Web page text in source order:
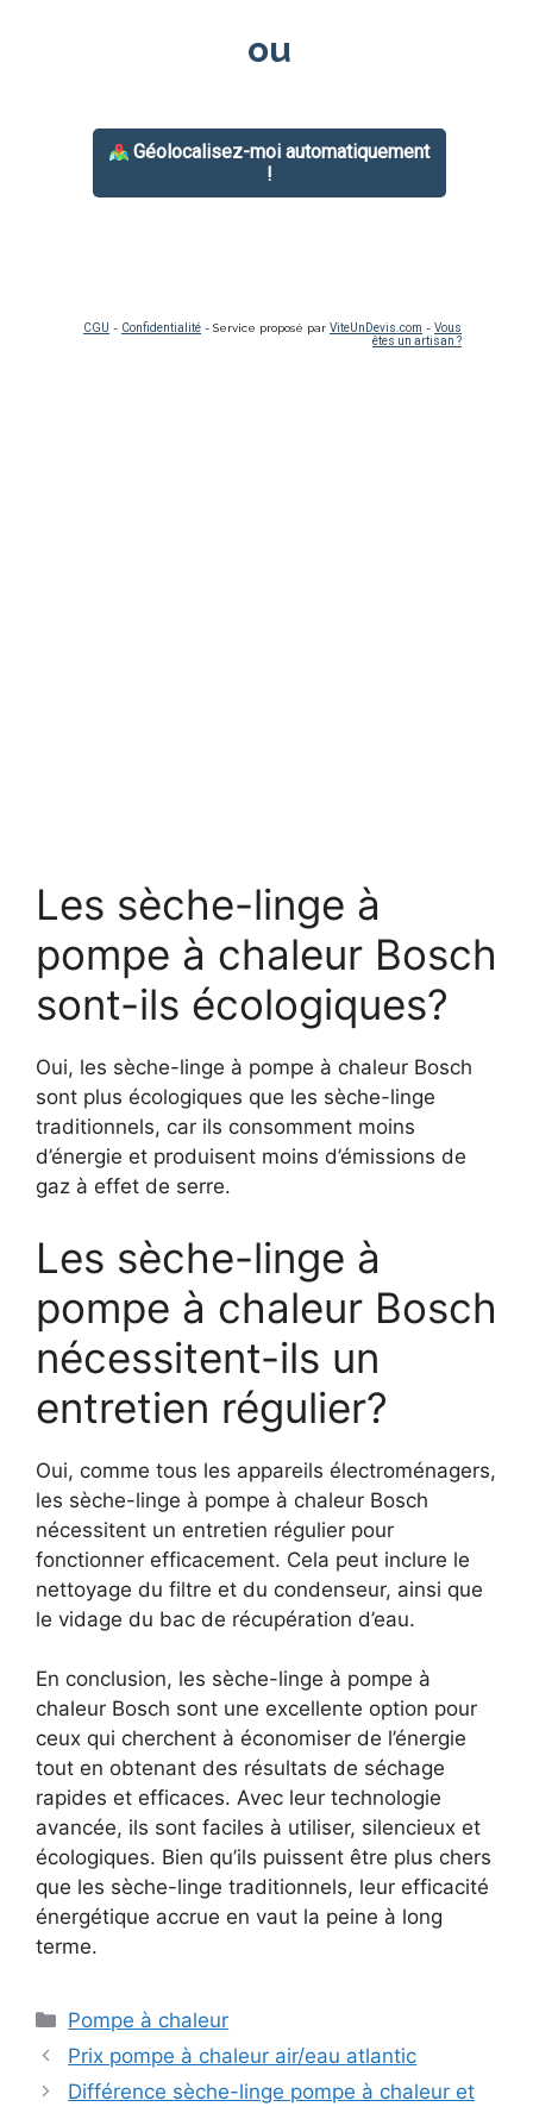
Les sèche-linge à
pompe à chaleur Bosch
sont-ils écologiques?
Oui, les sèche-linge à pompe à chaleur Bosch
sont plus écologiques que les sèche-linge
traditionnels, car ils consomment moins
d’énergie et produisent moins d’émissions de
gaz à effet de serre.
Les sèche-linge à
pompe à chaleur Bosch
nécessitent-ils un
entretien régulier?
Oui, comme tous les appareils électroménagers,
les sèche-linge à pompe à chaleur Bosch
nécessitent un entretien régulier pour
fonctionner efficacement. Cela peut inclure le
nettoyage du filtre et du condenseur, ainsi que
le vidage du bac de récupération d’eau.
En conclusion, les sèche-linge à pompe à
chaleur Bosch sont une excellente option pour
ceux qui cherchent à économiser de l’énergie
tout en obtenant des résultats de séchage
rapides et efficaces. Avec leur technologie
avancée, ils sont faciles à utiliser, silencieux et
écologiques. Bien qu’ils puissent être plus chers
que les sèche-linge traditionnels, leur efficacité
énergétique accrue en vaut la peine à long
terme.
Catégories
Pompe à chaleur
Prix pompe à chaleur air/eau atlantic
Différence sèche-linge pompe à chaleur et